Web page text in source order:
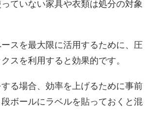
ていない家具や衣類は処分の対象
スを最大限に活用するために、圧
スを利用すると効果的です。
る場合、効率を上げるために事前
ボールにラベルを貼っておくと混